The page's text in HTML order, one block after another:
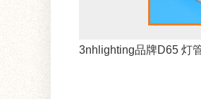
3nhlighting品牌D65 灯